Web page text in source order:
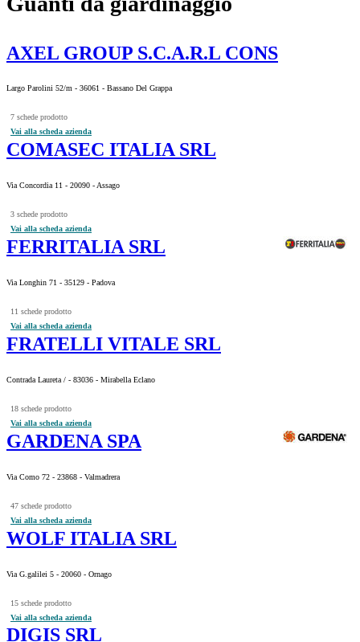
AXEL GROUP S.C.A.R.L CONS
Largo Parolini 52/m - 36061 - Bassano Del Grappa
7 schede prodotto
Vai alla scheda azienda
COMASEC ITALIA SRL
Via Concordia 11 - 20090 - Assago
3 schede prodotto
Vai alla scheda azienda
FERRITALIA SRL
Via Longhin 71 - 35129 - Padova
11 schede prodotto
Vai alla scheda azienda
FRATELLI VITALE SRL
Contrada Laureta / - 83036 - Mirabella Eclano
18 schede prodotto
Vai alla scheda azienda
GARDENA SPA
Via Como 72 - 23868 - Valmadrera
47 schede prodotto
Vai alla scheda azienda
WOLF ITALIA SRL
Via G.galilei 5 - 20060 - Ornago
15 schede prodotto
Vai alla scheda azienda
DIGIS SRL